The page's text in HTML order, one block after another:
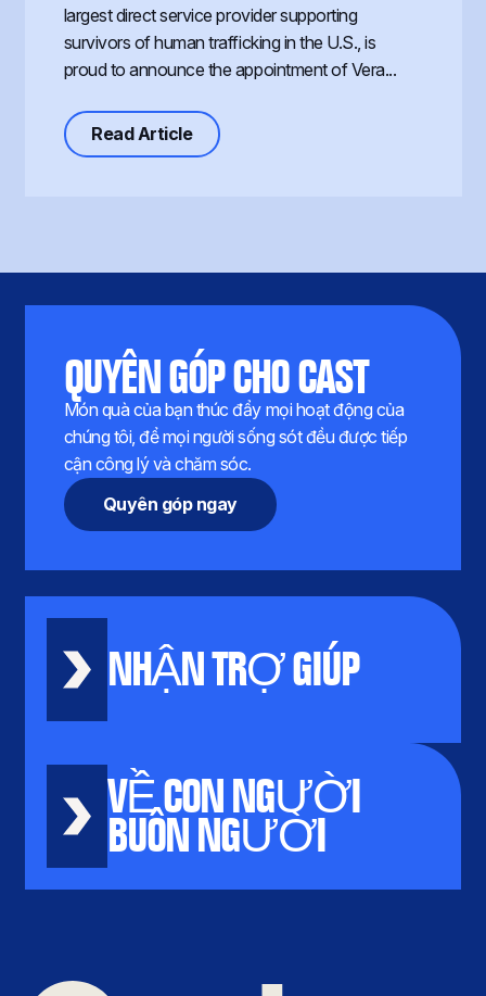
largest direct service provider supporting
survivors of human trafficking in the U.S., is
proud to announce the appointment of Vera...
Read Articleabout Cast Expands its Board of
QUYÊN GÓP CHO CAST
Món quà của bạn thúc đẩy mọi hoạt động của
chúng tôi, để mọi người sống sót đều được tiếp
cận công lý và chăm sóc.
Quyên góp ngay
NHẬN TRỢ GIÚP
VỀ CON NGƯỜI
BUÔN NGƯỜI